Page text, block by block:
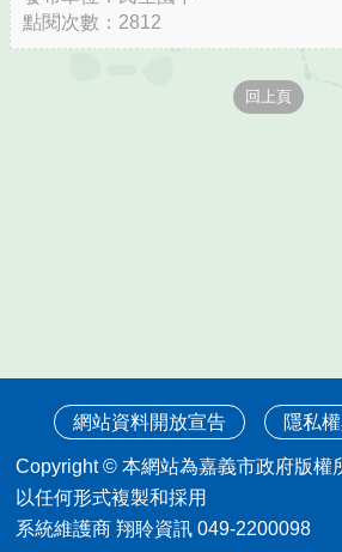
點閱次數：2812
網站資料開放宣告 隱私
Copyright © 本網站為嘉義市政府版權
以任何形式複製和採用
系統維護商 翔聆資訊 049-2200098